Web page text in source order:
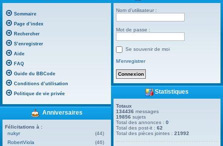
Sommaire
Page d’index
Rechercher
S’enregistrer
Aide
FAQ
Guide du BBCode
Conditions d’utilisation
Politique de vie privée
Anniversaires
Félicitations à :
nukyr
(44)
RobertViola
(46)
Nom d’utilisateur :
Mot de passe :
Se souvenir de moi
M’enregistrer
Statistiques
Totaux
134436 messages
19856 sujets
Total des annonces :0
Total des post-it :62
Total des pièces jointes :21992